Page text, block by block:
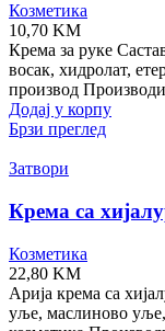
Козметика
10,70 KM
Крема за руке
восак, хидролат,
производ
Додај у корпу
Брзи преглед
Затвори
Крема са
Козметика
22,80 KM
Арија крема са
уље, маслиново